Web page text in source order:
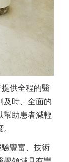
供全程的醫
及時、全面的
幫助患者減輕
豐富、技術